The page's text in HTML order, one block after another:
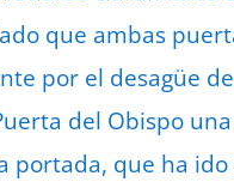
que ambas
por el desagüe
del Obispo
portada, que ha